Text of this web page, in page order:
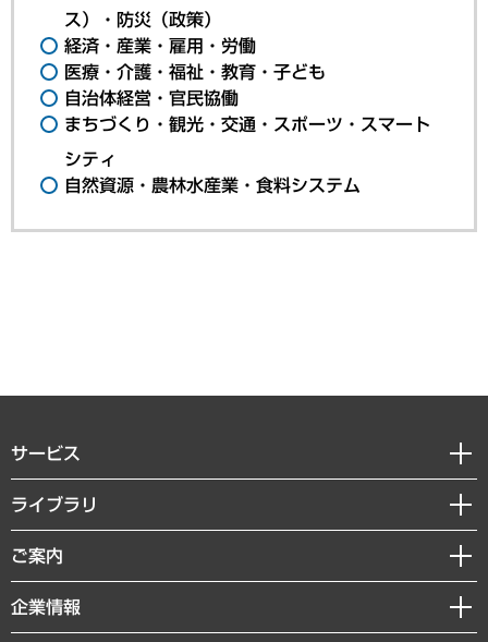
ス）・防災（政策）
経済・産業・雇用・労働
医療・介護・福祉・教育・子ども
自治体経営・官民協働
まちづくり・観光・交通・スポーツ・スマート
シティ
自然資源・農林水産業・食料システム
サービス
経営戦略
組織・人事戦略
デジタルイノベーション
ライブラリ
経済調査
レポート
コラム
ご案内
セミナー・イベント情報
MUFGビジネスセミナー
企業情報